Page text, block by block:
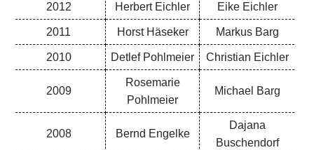
2012 Herbert Eichler Eike Eichler
2011 Horst Häseker Markus Barg
2010 Detlef Pohlmeier Christian Eichler
2009
Rosemarie
Pohlmeier
Michael Barg
2008 Bernd Engelke
Dajana
Buschendorf